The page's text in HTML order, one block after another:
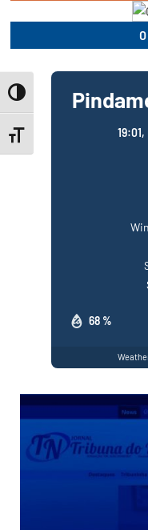
Toggle High Contrast
Toggle Font size
0
19:01,
68 %